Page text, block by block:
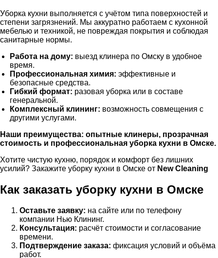
Уборка кухни выполняется с учётом типа поверхностей и
степени загрязнений. Мы аккуратно работаем с кухонной
мебелью и техникой, не повреждая покрытия и соблюдая
санитарные нормы.
Работа на дому: выезд клинера по Омску в удобное
время.
Профессиональная химия: эффективные и
безопасные средства.
Гибкий формат: разовая уборка или в составе
генеральной.
Комплексный клининг: возможность совмещения с
другими услугами.
Наши преимущества: опытные клинеры, прозрачная
стоимость и профессиональная уборка кухни в Омске.
Хотите чистую кухню, порядок и комфорт без лишних
усилий? Закажите уборку кухни в Омске от New Cleaning
Как заказать уборку кухни в Омске
Оставьте заявку: на сайте или по телефону
компании Нью Клининг.
Консультация: расчёт стоимости и согласование
времени.
Подтверждение заказа: фиксация условий и объёма
работ.